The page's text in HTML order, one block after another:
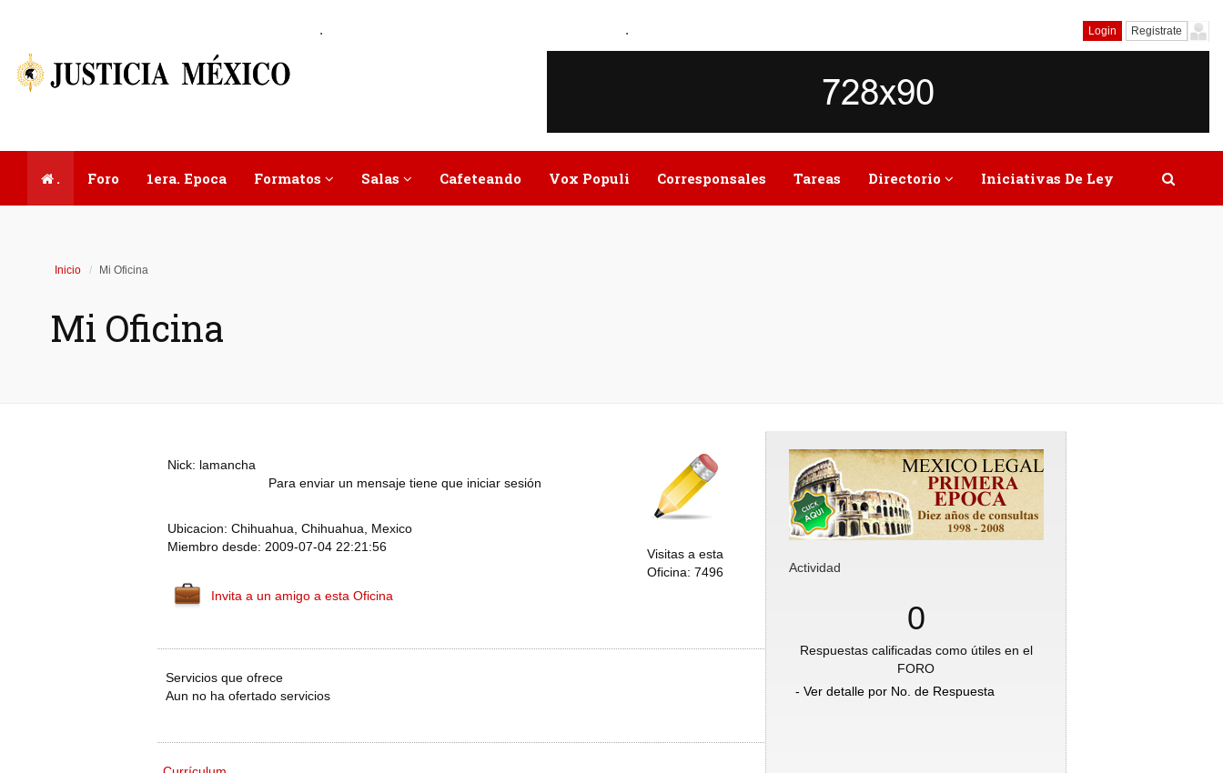
. . Login Registrate
. Foro 1era. Epoca Formatos Salas Cafeteando Vox Populi Corresponsales Tareas Directorio Iniciativas De Ley
Inicio Mi Oficina
Mi Oficina
Nick: lamancha
Para enviar un mensaje tiene que iniciar sesión
Ubicacion: Chihuahua, Chihuahua, Mexico
Miembro desde: 2009-07-04 22:21:56
Visitas a esta
Oficina: 7496
Invita a un amigo a esta Oficina
Servicios que ofrece
Aun no ha ofertado servicios
Actividad
0
Respuestas calificadas como útiles en el
FORO
- Ver detalle por No. de Respuesta